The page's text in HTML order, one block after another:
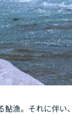
漁。それに伴い